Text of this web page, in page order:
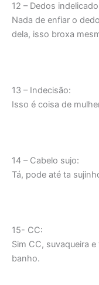
12 – Dedos
Nada de enfiar o
dela, isso broxa
13 – Indecisão:
Isso é coisa de
14 – Cabelo sujo:
Tá, pode até ta
15- CC:
Sim CC, suvaqueira
banho.